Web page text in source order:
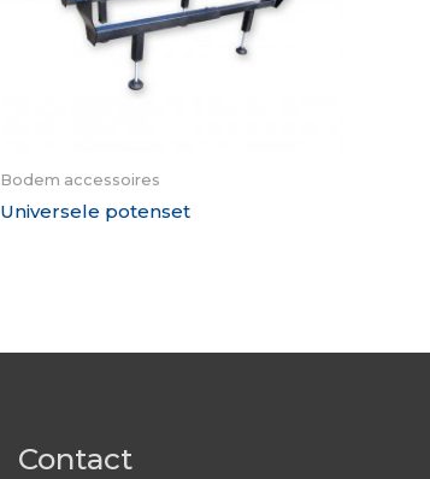
Bodem accessoires
Universele potenset
Contact